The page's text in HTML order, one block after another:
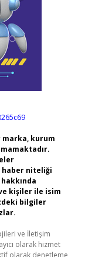
kurum
haber niteliği
kişiler ile isim
bilgiler
ve İletişim
olarak hizmet
olarak denetleme